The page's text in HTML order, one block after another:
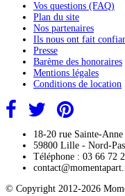
Vos questions (FAQ)
Plan du site
Nos partenaires
Ils nous ont fait
Presse
Barème des honoraires
Mentions légales
Conditions de location
18-20 rue Sainte-Anne
59800 Lille - Nord-
Téléphone : 03 66 72
© Copyright 2012-2026